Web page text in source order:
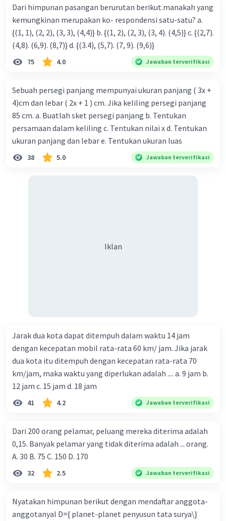
Dari himpunan pasangan berurutan berikut.manakah yang
kemungkinan merupakan ko- respondensi satu-satu? a.
{(1, 1), (2, 2), (3, 3), (4,4)} b. {(1, 2), (2, 3), (3, 4). (4,5)} c. {(2,7).
(4,8). (6,9). (8,7)} d. {(3.4), (5,7). (7, 9). (9,6)}
75 4.0 Jawaban terverifikasi
Sebuah persegi panjang mempunyai ukuran panjang ( 3x +
4)cm dan lebar ( 2x + 1 ) cm. Jika keliling persegi panjang
85 cm. a. Buatlah sket persegi panjang b. Tentukan
persamaan dalam keliling c. Tentukan nilai x d. Tentukan
ukuran panjang dan lebar e. Tentukan ukuran luas
38 5.0 Jawaban terverifikasi
Iklan
Jarak dua kota dapat ditempuh dalam waktu 14 jam
dengan kecepatan mobil rata-rata 60 km/ jam. Jika jarak
dua kota itu ditempuh dengan kecepatan rata-rata 70
km/jam, maka waktu yang diperlukan adalah .... a. 9 jam b.
12 jam c. 15 jam d. 18 jam
41 4.2 Jawaban terverifikasi
Dari 200 orang pelamar, peluang mereka diterima adalah
0,15. Banyak pelamar yang tidak diterima adalah ... orang.
A. 30 B. 75 C. 150 D. 170
32 2.5 Jawaban terverifikasi
Nyatakan himpunan berikut dengan mendaftar anggota-
anggotanyal D={ planet-planet penyusun tata surya\}